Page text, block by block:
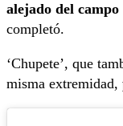
alejado del
completó.
‘Chupete’, que
misma extremidad,